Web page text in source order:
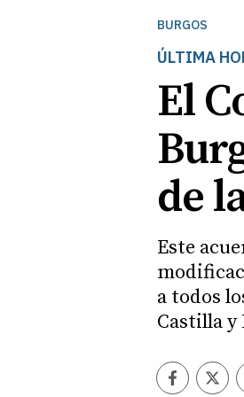
BURGOS
ÚLTIMA
El
de
Este
a todos
Castilla
Facebook